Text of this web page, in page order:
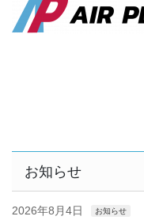
お知らせ
2026年8月4日 お知らせ